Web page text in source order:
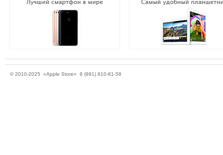
© 2010-2025 «Apple Store» 8 (991) 810-81-58